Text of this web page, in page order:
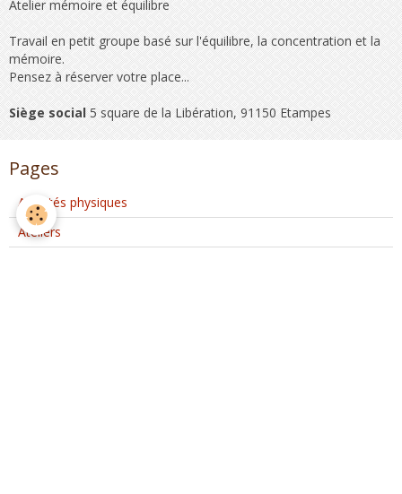
Atelier mémoire et équilibre
Travail en petit groupe basé sur l'équilibre, la concentration et la
mémoire.
Pensez à réserver votre place...
Siège social5 square de la Libération, 91150 Etampes
Pages
Activités physiques
Ateliers